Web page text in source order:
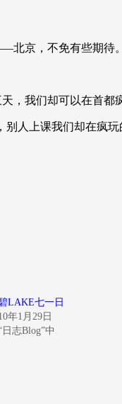
北京，不免有些期待。
，我们却可以在首都
人上课我们却在疯
LAKE七一日
年1月29日
日志Blog”中